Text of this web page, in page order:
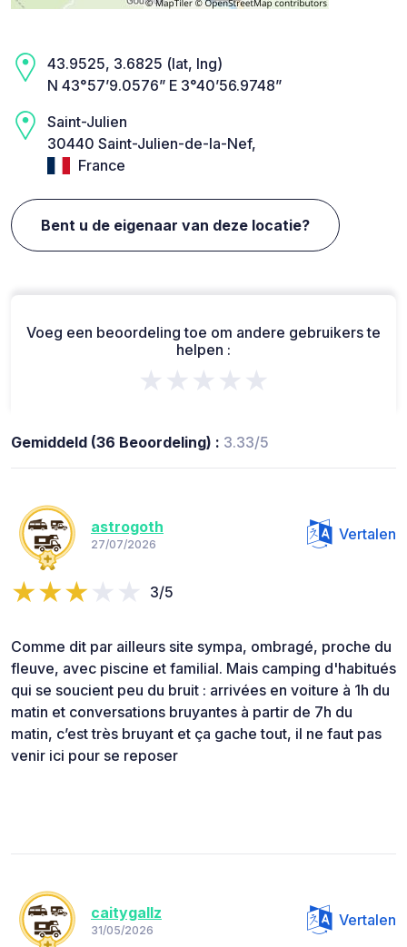
43.9525, 3.6825 (lat, lng)
N 43°57’9.0576” E 3°40’56.9748”
Saint-Julien
30440 Saint-Julien-de-la-Nef,
France
Bent u de eigenaar van deze locatie?
Voeg een beoordeling toe om andere gebruikers te
helpen :
★★★★★
Gemiddeld (36 Beoordeling) : 3.33/5
astrogoth
27/07/2026
Vertalen
3/5
Comme dit par ailleurs site sympa, ombragé, proche du
fleuve, avec piscine et familial. Mais camping d'habitués
qui se soucient peu du bruit : arrivées en voiture à 1h du
matin et conversations bruyantes à partir de 7h du
matin, c’est très bruyant et ça gache tout, il ne faut pas
venir ici pour se reposer
caitygallz
31/05/2026
Vertalen